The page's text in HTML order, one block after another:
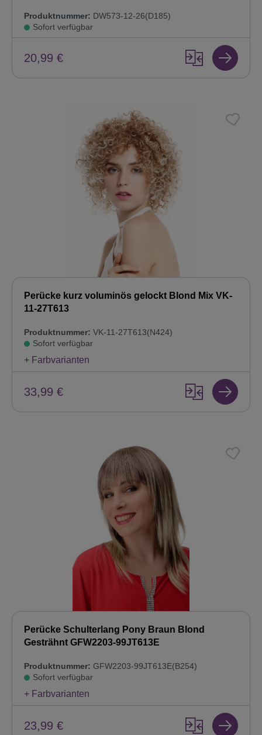
Produktnummer: DW573-12-26(D185)
Sofort verfügbar
20,99 €
Perücke kurz voluminös gelockt Blond Mix VK-
11-27T613
Produktnummer: VK-11-27T613(N424)
Sofort verfügbar
+ Farbvarianten
33,99 €
Perücke Schulterlang Pony Braun Blond
Gesträhnt GFW2203-99JT613E
Produktnummer: GFW2203-99JT613E(B254)
Sofort verfügbar
+ Farbvarianten
23,99 €